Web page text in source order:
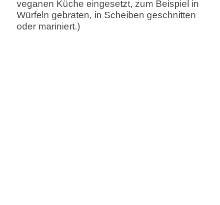
veganen Küche eingesetzt, zum Beispiel in
Würfeln gebraten, in Scheiben geschnitten
oder mariniert.)